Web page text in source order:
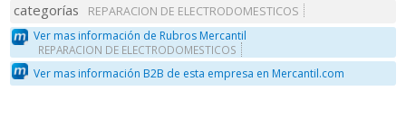
categorías
REPARACION DE ELECTRODOMESTICOS
Ver mas información de Rubros Mercantil
REPARACION DE ELECTRODOMESTICOS
Ver mas información B2B de esta empresa en Mercantil.com